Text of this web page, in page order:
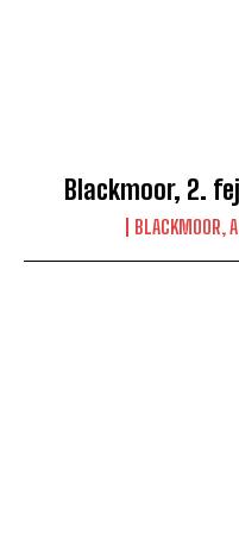
Blackmoor, 2.
BLACKMOOR,